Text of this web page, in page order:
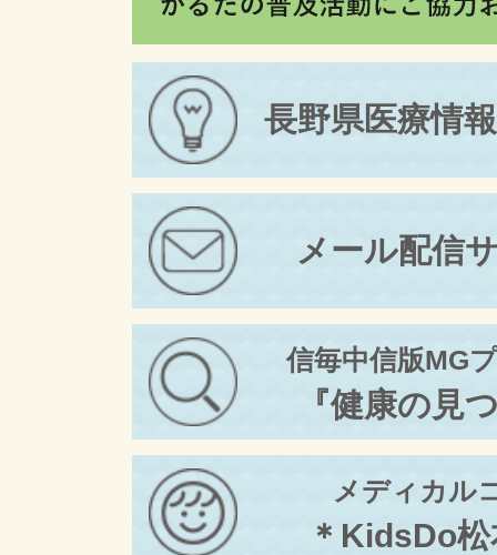
長野県医療情
メール配信
信毎中信版MG
『健康の見
メディカル
＊KidsDo